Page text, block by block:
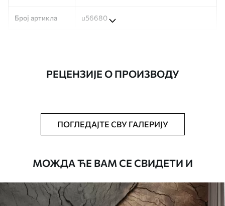
Број артикла u56680
Тапета се може нежно очистити меким
сунђером. Позадине са завршном
водом.
РЕЦЕНЗИЈЕ О ПРОИЗВОДУ
ПОГЛЕДАЈТЕ СВУ ГАЛЕРИЈУ
МОЖДА ЋЕ ВАМ СЕ СВИДЕТИ И